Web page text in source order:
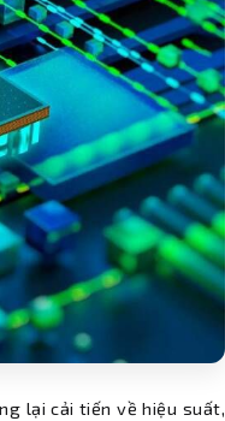
lại cải tiến về hiệu suất,